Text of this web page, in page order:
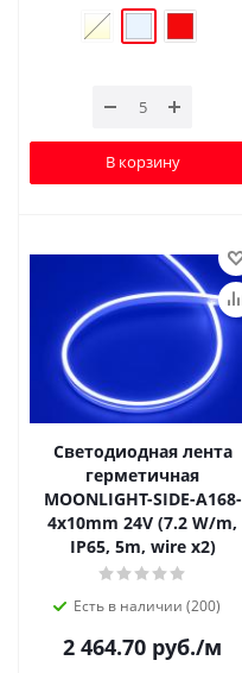
В корзину
Светодиодная лента
герметичная
MOONLIGHT-SIDE-A168-
4x10mm 24V (7.2 W/m,
IP65, 5m, wire x2)
Есть в наличии (200)
2 464.70 руб./м